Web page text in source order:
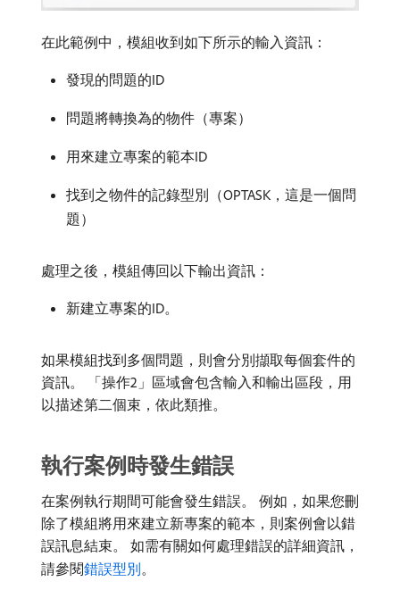
在此範例中，模組收到如下所示的輸入資訊：
發現的問題的ID
問題將轉換為的物件（專案）
用來建立專案的範本ID
找到之物件的記錄型別（OPTASK，這是一個問
題）
處理之後，模組傳回以下輸出資訊：
新建立專案的ID。
如果模組找到多個問題，則會分別擷取每個套件的
資訊。 「操作2」區域會包含輸入和輸出區段，用
以描述第二個束，依此類推。
執行案例時發生錯誤
在案例執行期間可能會發生錯誤。 例如，如果您刪
除了模組將用來建立新專案的範本，則案例會以錯
誤訊息結束。 如需有關如何處理錯誤的詳細資訊，
請參閱錯誤型別。